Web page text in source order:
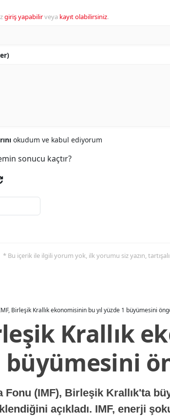
giriş yapabilirveya kayıt olabilirsiniz.
okudum ve kabul ediyorum
sonucu kaçtır?
* Bu içerik ile ilgili yorum yok, ilk yorumu siz yazın,
Birleşik Krallık ekonomisinin bu yıl yüzde 1 büyümesini
Krallık
büyümesini
Fonu (IMF), Birleşik Krallık'ta
açıkladı. IMF, enerji